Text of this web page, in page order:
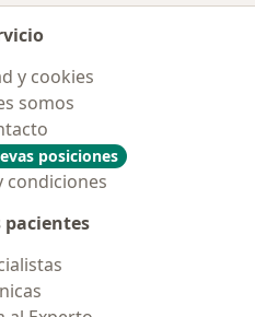
y cookies
somos
posiciones
condiciones
pacientes